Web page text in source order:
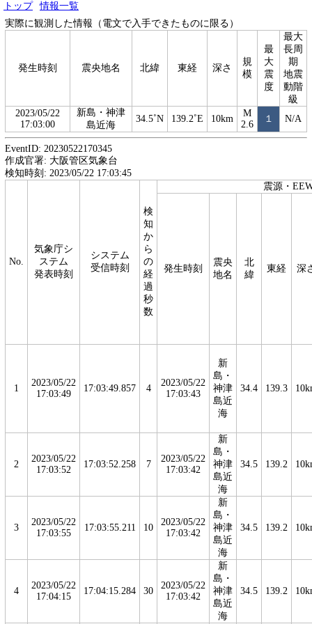
トップ
情報一覧
実際に観測した情報（電文で入手できたものに限る）
発生時刻 震央地名 北緯 東経 深さ
規
模
最
大
震
度
最大
長周
期
地震
動階
級
2023/05/22
17:03:00
新島・神津
島近海
34.5˚N 139.2˚E 10km
M
2.6
１ N/A
EventID: 20230522170345
作成官署: 大阪管区気象台
検知時刻: 2023/05/22 17:03:45
No.
気象庁シ
ステム
発表時刻
システム
受信時刻
検
知
か
ら
の
経
過
秒
数
震源・
発生時刻
震央
地名
北
緯
東経 深
1
2023/05/22
17:03:49
17:03:49.857 4
2023/05/22
17:03:43
新
島・
神津
島近
海
34.4 139.3
2
2023/05/22
17:03:52
17:03:52.258 7
2023/05/22
17:03:42
新
島・
神津
島近
海
34.5 139.2
3
2023/05/22
17:03:55
17:03:55.211 10
2023/05/22
17:03:42
新
島・
神津
島近
海
34.5 139.2
4
2023/05/22
17:04:15
17:04:15.284 30
2023/05/22
17:03:42
新
島・
神津
島近
海
34.5 139.2